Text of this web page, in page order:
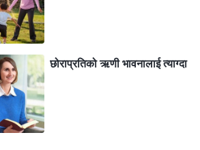
कुरा, मानिसले खोजेका सबै कुरा दुई शब्दसँग
यी दुई शब्द हरेक व्यक्तिलाई उसको
र ती शैतानले मानिसमा हालिदिन चाहेका
ती ‘ख्याति’ र ‘प्राप्ति’ हुन्। शैतान
मानिसहरूका धारणाहरूसँग एकदमै मिल्ने
नभएको विधि प्रयोग गर्छ, जसले गर्दा
छोराप्रतिको ऋणी भावनालाई त्याग्दा